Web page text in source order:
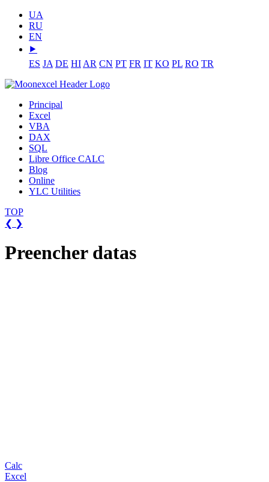
UA
RU
EN
⯈
ES JA DE HI AR CN PT FR IT KO PL RO TR
Principal
Excel
VBA
DAX
SQL
Libre Office CALC
Blog
Online
YLC Utilities
TOP
❮ ❯
Preencher datas
Calc
Excel